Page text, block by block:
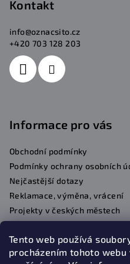
Tento web používá
procházením tohoto
Kontakt
info@oznacsito.cz
+420 703 128 203
Informace pro vás
Obchodní podmínky
Podmínky ochrany osobních
Nejčastější dotazy
Reklamace, výměna, vrácení
Projekty v českých městech